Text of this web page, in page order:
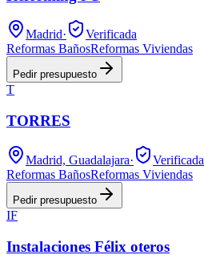
Madrid·
Verificada
Reformas BañosReformas Viviendas
Pedir presupuesto
T
TORRES
Madrid, Guadalajara·
Verificada
Reformas BañosReformas Viviendas
Pedir presupuesto
IF
Instalaciones Félix oteros